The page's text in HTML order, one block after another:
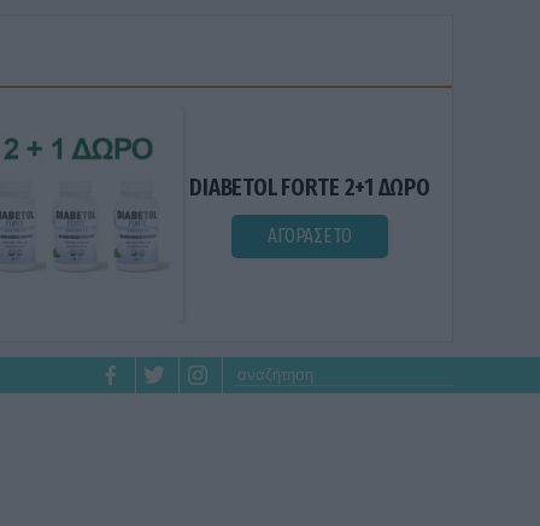
DIABETOL FORTE 2+1 ΔΩΡΟ
ΑΓΟΡΑΣΕ ΤΟ